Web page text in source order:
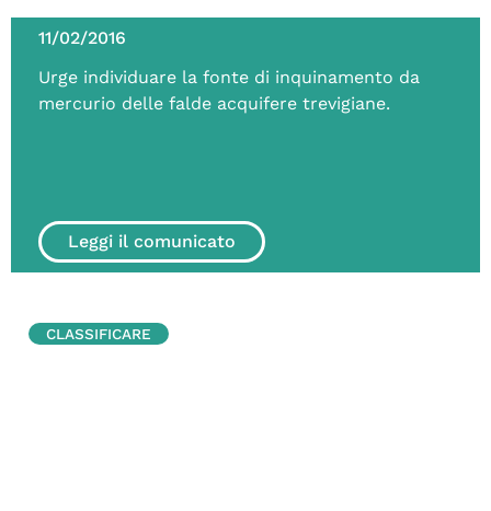
11/02/2016
Urge individuare la fonte di inquinamento da
mercurio delle falde acquifere trevigiane.
Leggi il comunicato
CLASSIFICARE